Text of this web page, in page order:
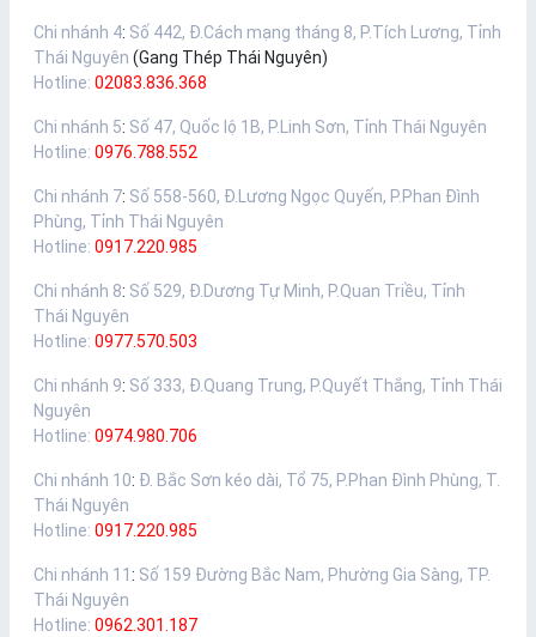
Chi nhánh 4: Số 442, Đ.Cách mạng tháng 8, P.Tích Lương, Tỉnh
Thái Nguyên (Gang Thép Thái Nguyên)
Hotline: 02083.836.368
Chi nhánh 5: Số 47, Quốc lộ 1B, P.Linh Sơn, Tỉnh Thái Nguyên
Hotline: 0976.788.552
Chi nhánh 7: Số 558-560, Đ.Lương Ngọc Quyến, P.Phan Đình
Phùng, Tỉnh Thái Nguyên
Hotline: 0917.220.985
Chi nhánh 8: Số 529, Đ.Dương Tự Minh, P.Quan Triều, Tỉnh
Thái Nguyên
Hotline: 0977.570.503
Chi nhánh 9: Số 333, Đ.Quang Trung, P.Quyết Thắng, Tỉnh Thái
Nguyên
Hotline: 0974.980.706
Chi nhánh 10: Đ. Bắc Sơn kéo dài, Tổ 75, P.Phan Đình Phùng, T.
Thái Nguyên
Hotline: 0917.220.985
Chi nhánh 11 : Số 159 Đường Bắc Nam, Phường Gia Sàng, TP.
Thái Nguyên
Hotline: 0962.301.187